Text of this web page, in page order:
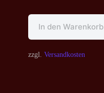
In den Warenkorb
zzgl. Versandkosten